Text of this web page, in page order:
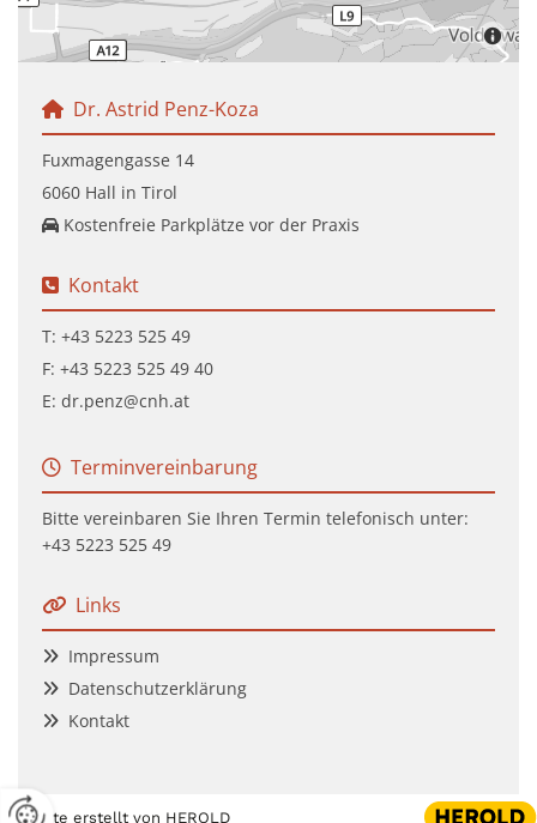
 Dr. Astrid Penz-Koza
Fuxmagengasse 14
6060 Hall in Tirol
 Kostenfreie Parkplätze vor der Praxis
 Kontakt
T: +43 5223 525 49
F: +43 5223 525 49 40
E: dr.penz@cnh.at
 Terminvereinbarung
Bitte vereinbaren Sie Ihren Termin telefonisch unter:
+43 5223 525 49
 Links
 Impressum
 Datenschutzerklärung
 Kontakt
Website erstellt von HEROLD